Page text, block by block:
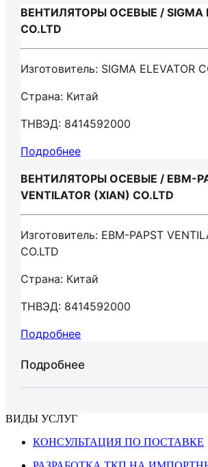
ВЕНТИЛЯТОРЫ ОСЕВЫЕ / SIGMA
CO.LTD
Изготовитель: SIGMA ELEVATOR
Страна: Китай
ТНВЭД: 8414592000
Подробнее
ВЕНТИЛЯТОРЫ ОСЕВЫЕ / EBM-
VENTILATOR (XIAN) CO.LTD
Изготовитель: EBM-PAPST
CO.LTD
Страна: Китай
ТНВЭД: 8414592000
Подробнее
Подробнее
ВИДЫ УСЛУГ
КОНСУЛЬТАЦИЯ ПО ПОСТАВКЕ